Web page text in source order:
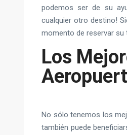
podemos ser de su
cualquier otro destino!
momento de reservar su
Los
No sólo tenemos los
también puede